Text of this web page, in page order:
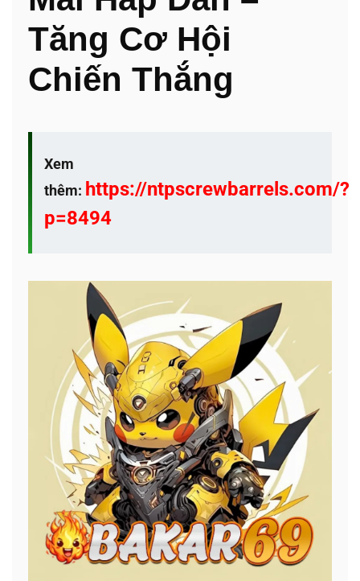
Tăng Cơ Hội
Chiến Thắng
Xem
thêm: https://ntpscrewbarrels.com/?
p=8494